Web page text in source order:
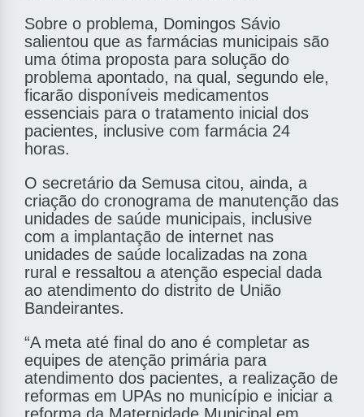
Sobre o problema, Domingos Sávio
salientou que as farmácias municipais são
uma ótima proposta para solução do
problema apontado, na qual, segundo ele,
ficarão disponíveis medicamentos
essenciais para o tratamento inicial dos
pacientes, inclusive com farmácia 24
horas.
O secretário da Semusa citou, ainda, a
criação do cronograma de manutenção das
unidades de saúde municipais, inclusive
com a implantação de internet nas
unidades de saúde localizadas na zona
rural e ressaltou a atenção especial dada
ao atendimento do distrito de União
Bandeirantes.
“A meta até final do ano é completar as
equipes de atenção primária para
atendimento dos pacientes, a realização de
reformas em UPAs no município e iniciar a